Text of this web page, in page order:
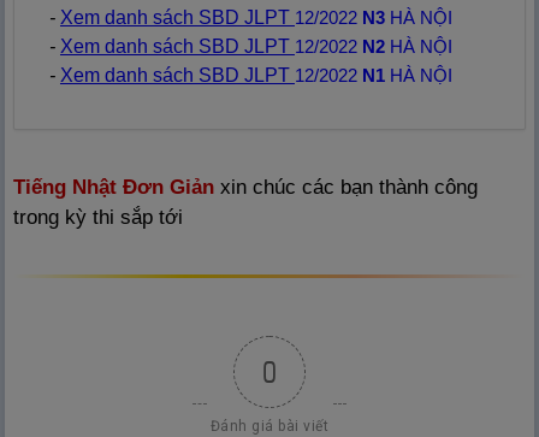
- Xem danh sách SBD JLPT 12/2022 N3HÀ NỘI
- Xem danh sách SBD JLPT 12/2022 N2HÀ NỘI
- Xem danh sách SBD JLPT 12/2022 N1HÀ NỘI
Tiếng Nhật Đơn Giản xin chúc các bạn thành công
trong kỳ thi sắp tới
0
Đánh giá bài viết